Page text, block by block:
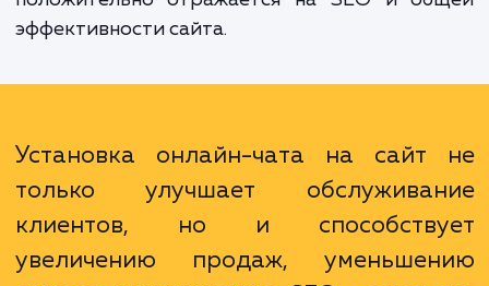
возможность получить консультацию и
стимулировать их к покупке. Кроме
увеличить время пребывания на сайте,
положительно отражается на SEO и
эффективности сайта.